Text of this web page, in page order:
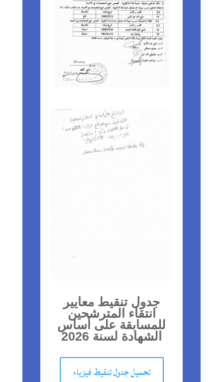
جدول تنقيط معايير
انتقاء المترشحين
للمسابقة على أساس
الشهادة لسنة 2026
تحميل جدول تنقيط فيزياء